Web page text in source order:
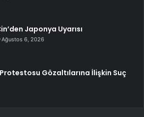
Japonya Uyarısı
Ağustos 6, 2026
Protestosu Gözaltılarına İlişkin Suç